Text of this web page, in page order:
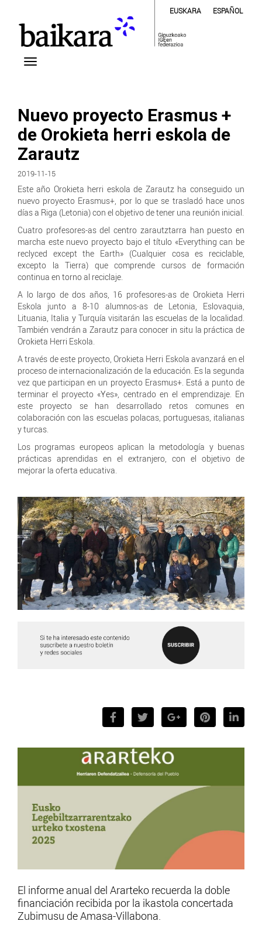
EUSKARA ESPAÑOL
Nuevo proyecto Erasmus +
de Orokieta herri eskola de
Zarautz
2019-11-15
Este año Orokieta herri eskola de Zarautz ha conseguido un
nuevo proyecto Erasmus+, por lo que se trasladó hace unos
días a Riga (Letonia) con el objetivo de tener una reunión inicial.
Cuatro profesores-as del centro zarautztarra han puesto en
marcha este nuevo proyecto bajo el título «Everything can be
reclyced except the Earth» (Cualquier cosa es reciclable,
excepto la Tierra) que comprende cursos de formación
continua en torno al reciclaje.
A lo largo de dos años, 16 profesores-as de Orokieta Herri
Eskola junto a 8-10 alumnos-as de Letonia, Eslovaquia,
Lituania, Italia y Turquía visitarán las escuelas de la localidad.
También vendrán a Zarautz para conocer in situ la práctica de
Orokieta Herri Eskola.
A través de este proyecto, Orokieta Herri Eskola avanzará en el
proceso de internacionalización de la educación. Es la segunda
vez que participan en un proyecto Erasmus+. Está a punto de
terminar el proyecto «Yes», centrado en el emprendizaje. En
este proyecto se han desarrollado retos comunes en
colaboración con las escuelas polacas, portuguesas, italianas
y turcas.
Los programas europeos aplican la metodología y buenas
prácticas aprendidas en el extranjero, con el objetivo de
mejorar la oferta educativa.
El informe anual del Ararteko recuerda la doble
financiación recibida por la ikastola concertada
Zubimusu de Amasa-Villabona.